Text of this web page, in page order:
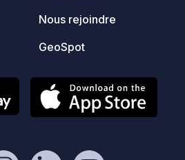
Nous rejoindre
GeoSpot